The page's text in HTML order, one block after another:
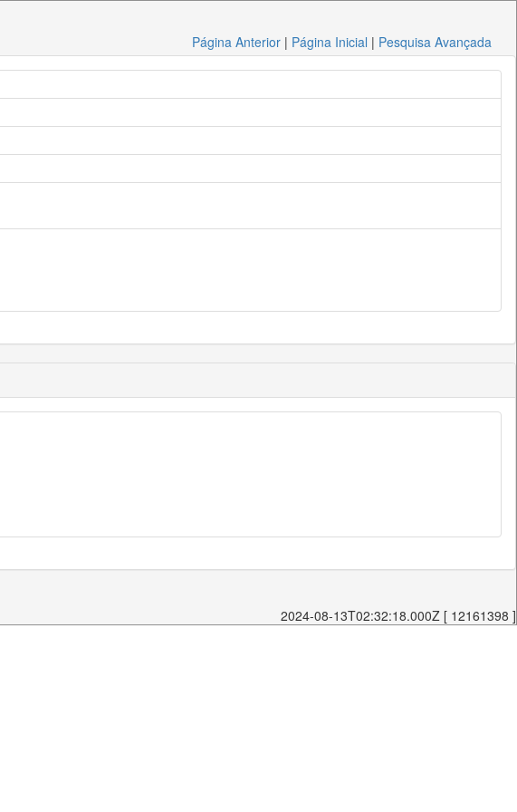
Página Anterior | Página Inicial | Pesquisa Avançada
2024-08-13T02:32:18.000Z [ 12161398 ]